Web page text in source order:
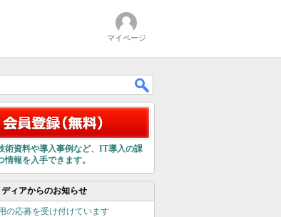
マイページ
術資料や導入事例など、IT導入の課
情報を入手できます。
ィアからのお知らせ
の応募を受け付けています